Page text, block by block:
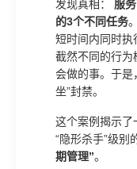
发现真相： 服
的3个不同任务
短时间内同时执
截然不同的行
会做的事。于是
坐”封禁。
这个案例揭示了
“隐形杀手”级
期管理”。